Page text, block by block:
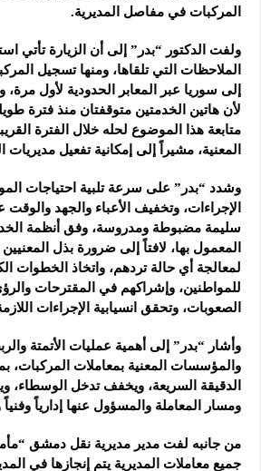
المركبات في مفاصل المديرية.
ولفت الدكتور “بدر” إلى أن الزيارة تأتي
الملاحظات التي تلقاها، ومنها تسجيل
إلى سوريا عبر المعابر الحدودية لأول مرة،
لأن هاتين الخدمتين متوقفتان منذ فترة
متابعة هذا الموضوع لحله خلال الفترة
المعنية، مشيراً إلى إمكانية تفعيل مديريات
وشدد “بدر” على سرعة تلبية احتياجات
الإجراءات، وتخفيف الأعباء والجهد
سليمة مضبوطة ومدروسة، وفق أنظمة
المعمول بها، لافتاً إلى ضرورة بذل
لمعالجة أي حالة تردهم، واتخاذ الخطوات
للمواطنين، وإشراكهم في المقترحات
الصعوبات، وتحقق انسيابية الإجراءات
وأشار “بدر” إلى أهمية عمليات الأتمتة
والمؤسسات المعنية بمعاملات المركبات،
الدقيقة السريعة، ويخفف تدخل الوسطاء،
ومسار المعاملة والمسؤول عنها إدارياً وفنياً
من جانبه لفت مدير مديرية نقل دمشق
جميع معاملات المديرية يتم إنجازها في